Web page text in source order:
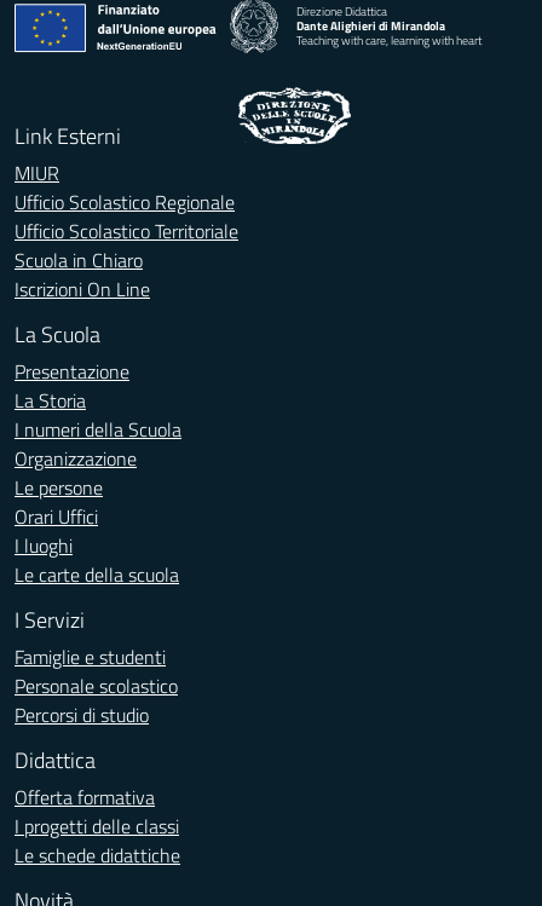
Direzione Didattica
Dante Alighieri di Mirandola
Teaching with care, learning with heart
Link Esterni
MIUR
Ufficio Scolastico Regionale
Ufficio Scolastico Territoriale
Scuola in Chiaro
Iscrizioni On Line
La Scuola
Presentazione
La Storia
I numeri della Scuola
Organizzazione
Le persone
Orari Uffici
I luoghi
Le carte della scuola
I Servizi
Famiglie e studenti
Personale scolastico
Percorsi di studio
Didattica
Offerta formativa
I progetti delle classi
Le schede didattiche